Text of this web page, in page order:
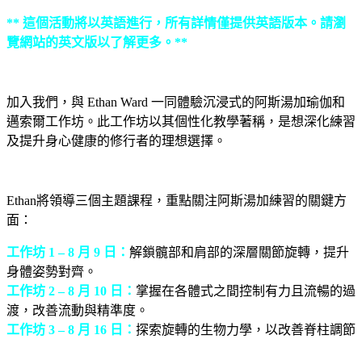
** 這個活動將以英語進行，所有詳情僅提供英語版本。請瀏
覽網站的英文版以了解更多。**
加入我們，與 Ethan Ward 一同體驗沉浸式的阿斯湯加瑜伽和
邁索爾工作坊。此工作坊以其個性化教學著稱，是想深化練習
及提升身心健康的修行者的理想選擇。
Ethan將領導三個主題課程，重點關注阿斯湯加練習的關鍵方
面：
工作坊 1 – 8 月 9 日： 解鎖髖部和肩部的深層關節旋轉，提升
身體姿勢對齊。
工作坊 2 – 8 月 10 日： 掌握在各體式之間控制有力且流暢的過
渡，改善流動與精準度。
工作坊 3 – 8 月 16 日： 探索旋轉的生物力學，以改善脊柱調節